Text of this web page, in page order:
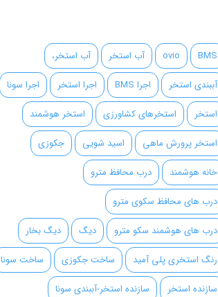
BMS
ovio آب استخر
آب استخر،
آببندی استخر
اجرا BMS اجرا استخر
اجرا سونا
استخر
استخرهای کشاورزی
استخر هوشمند
استخر پرورش ماهی
اسید شویی
جکوزی
خانه هوشمند
درب محافظ مترو
درب های محافظ سکوی مترو
درب های هوشمند سکو مترو
دیگ
دیگ بخار
رنگ استخری پلی آمید
ساخت جکوزی
ساخت سونا
سازنده استخر
سازنده استخر-آببندی سونا